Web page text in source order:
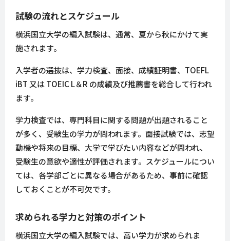
試験の流れとスケジュール
横浜国立大学の編入試験は、通常、夏から秋にかけて実
施されます。
入学者の選抜は、学力検査、面接、成績証明書、TOEFL
iBT 又は TOEIC L＆R の成績及び推薦書を総合して行われ
ます。
学力検査では、専門科目に関する問題が出題されること
が多く、受験生の学力が問われます。面接試験では、志望
動機や将来の目標、大学で学びたい内容などが問われ、
受験生の意欲や適性が評価されます。スケジュールについ
ては、各学部ごとに異なる場合があるため、事前に確認
しておくことが不可欠です。
求められる学力と対策のポイント
横浜国立大学の編入試験では、高い学力が求められま